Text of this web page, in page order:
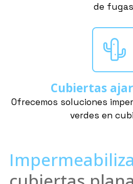
de
Cubiertas
Ofrecemos soluciones
verdes en